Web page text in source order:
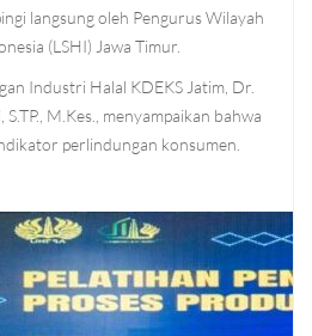
langsung oleh Pengurus Wilayah
(LSHI) Jawa Timur.
Industri Halal KDEKS Jatim, Dr.
M.Kes., menyampaikan bahwa
perlindungan konsumen.